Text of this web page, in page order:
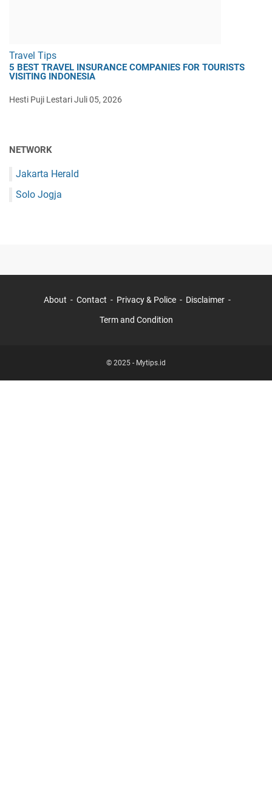
Travel Tips
5 BEST TRAVEL INSURANCE COMPANIES FOR TOURISTS
VISITING INDONESIA
Hesti Puji LestariJuli 05, 2026
NETWORK
Jakarta Herald
Solo Jogja
About Contact Privacy & Police Disclaimer
Term and Condition
© 2025 - Mytips.id